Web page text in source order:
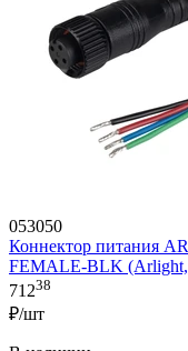
053050
Коннектор питания
FEMALE-BLK (Arlight,
71238
₽/шт